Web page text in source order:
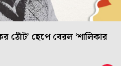
ঠোঁট’ ছেপে বেরল ‘শালিকার